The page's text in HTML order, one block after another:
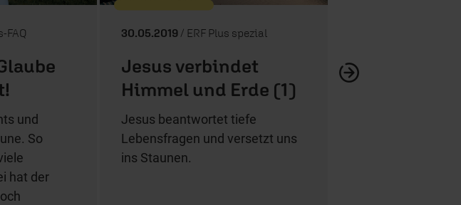
FAQ
und
So
hat der
30.05.2019 / ERF Plus spezial
Jesus verbindet
Himmel und Erde (1)
Jesus beantwortet tiefe
Lebensfragen und versetzt uns
ins Staunen.